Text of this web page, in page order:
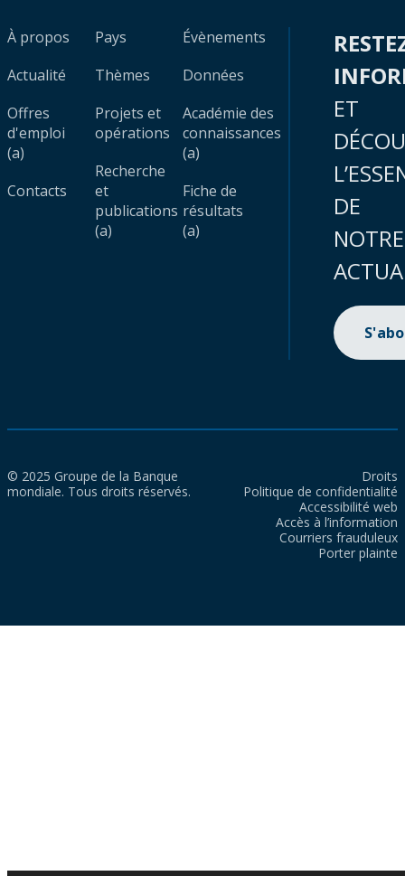
À propos
Actualité
Offres
d'emploi
(a)
Contacts
Pays
Thèmes
Projets et
opérations
Recherche
et
publications
(a)
Évènements
Données
Académie des
connaissances
(a)
Fiche de
résultats
(a)
ET
DE
NOTRE
© 2025 Groupe de la Banque
mondiale. Tous droits réservés.
Droits
Politique de confidentialité
Accessibilité web
Accès à l’information
Courriers frauduleux
Porter plainte